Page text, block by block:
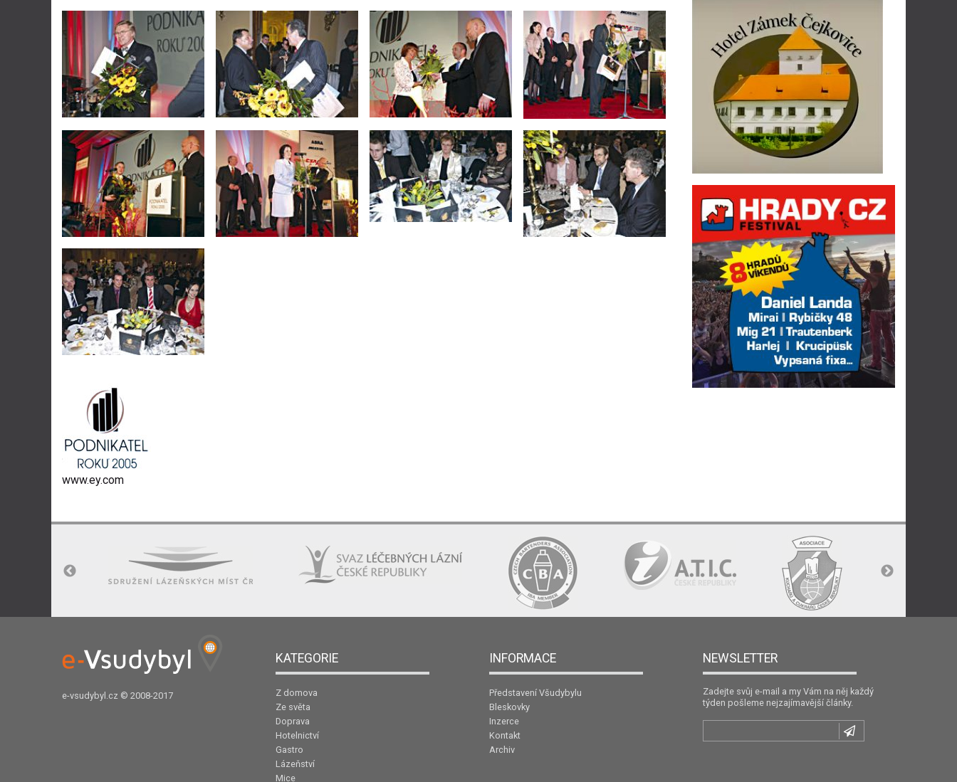
www.ey.com
e-vsudybyl.cz © 2008-2017
KATEGORIE
Z domova
Ze světa
Doprava
Hotelnictví
Gastro
Lázeňství
Mice
INFORMACE
Představení Všudybylu
Bleskovky
Inzerce
Kontakt
Archiv
NEWSLETTER
Zadejte svůj e-mail a my Vám na něj každý
týden pošleme nejzajímavější články.